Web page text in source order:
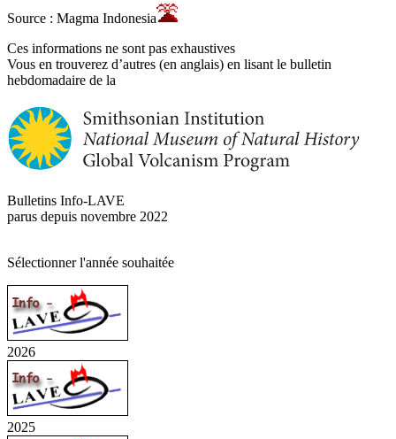
Source : Magma Indonesia
Ces informations ne sont pas exhaustives
Vous en trouverez d’autres (en anglais) en lisant le bulletin
hebdomadaire de la
Bulletins Info-LAVE
parus depuis novembre 2022
Sélectionner l'année souhaitée
2026
2025